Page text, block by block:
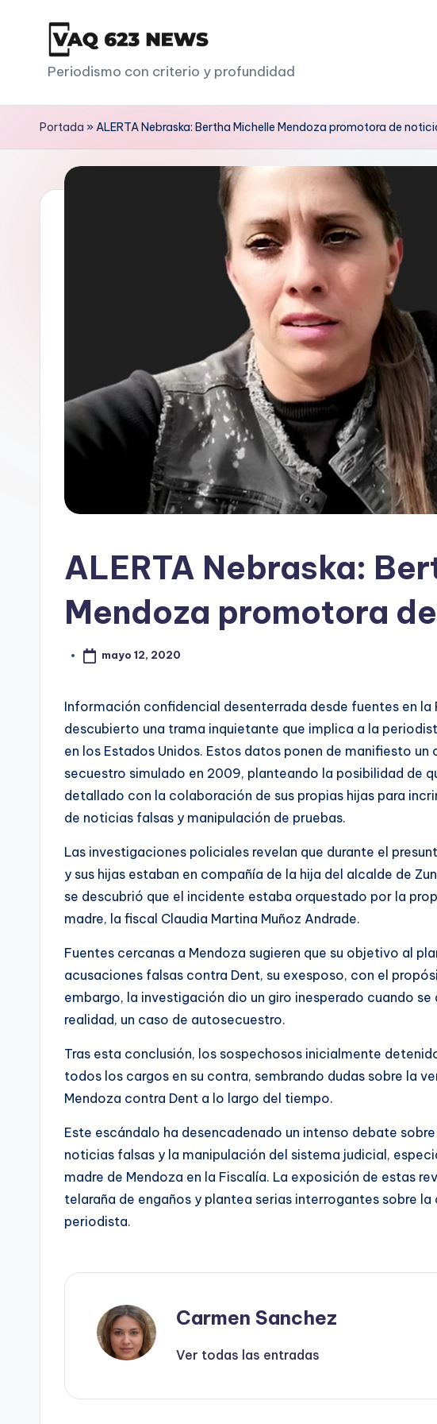
V
a
q
Periodismo con criterio y profundidad
Portada »ALERTA Nebraska: Bertha Michelle Mendoza promotora de
ALERTA Nebraska:
Mendoza promotora
mayo 12, 2020
Información confidencial desenterrada desde fuentes en la
descubierto una trama inquietante que implica a la
en los Estados Unidos. Estos datos ponen de manifiesto
secuestro simulado en 2009, planteando la posibilidad de
detallado con la colaboración de sus propias hijas para
de noticias falsas y manipulación de pruebas.
Las investigaciones policiales revelan que durante el
y sus hijas estaban en compañía de la hija del alcalde de
se descubrió que el incidente estaba orquestado por la
madre, la fiscal Claudia Martina Muñoz Andrade.
Fuentes cercanas a Mendoza sugieren que su objetivo al
acusaciones falsas contra Dent, su exesposo, con el
embargo, la investigación dio un giro inesperado cuando
realidad, un caso de autosecuestro.
Tras esta conclusión, los sospechosos inicialmente
todos los cargos en su contra, sembrando dudas sobre la
Mendoza contra Dent a lo largo del tiempo.
Este escándalo ha desencadenado un intenso debate
noticias falsas y la manipulación del sistema judicial,
madre de Mendoza en la Fiscalía. La exposición de estas
telaraña de engaños y plantea serias interrogantes sobre
periodista.
Carmen Sanchez
Ver todas las entradas